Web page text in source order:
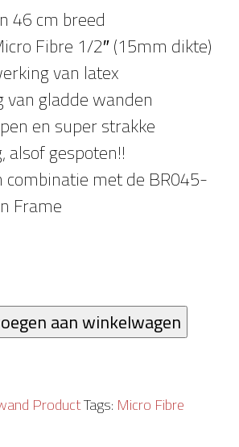
46 cm breed
Fibre 1/2″ (15mm dikte)
van latex
gladde wanden
en super strakke
alsof gespoten!!
combinatie met de BR045-
Frame
aan winkelwagen
ProductTags: Micro Fibre